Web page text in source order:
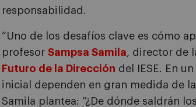
responsabilidad.
“Uno de los desafíos clave es cómo
profesor Sampsa Samila, director de
Futuro de la Dirección del IESE. En
inicial dependen en gran medida de
Samila plantea: “¿De dónde saldrán